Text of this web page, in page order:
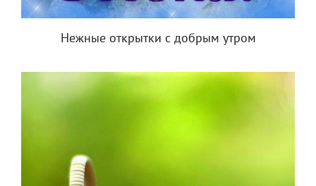
Нежные открытки с добрым утром